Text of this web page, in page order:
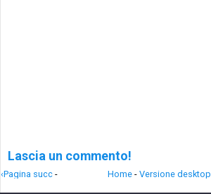
Lascia un commento!
‹Pagina succ - Home - Versione desktop